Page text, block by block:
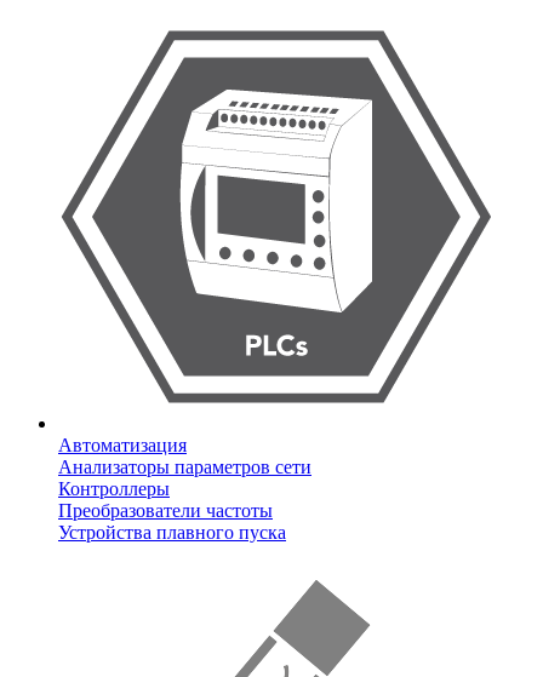
Автоматизация
Анализаторы параметров сети
Контроллеры
Преобразователи частоты
Устройства плавного пуска